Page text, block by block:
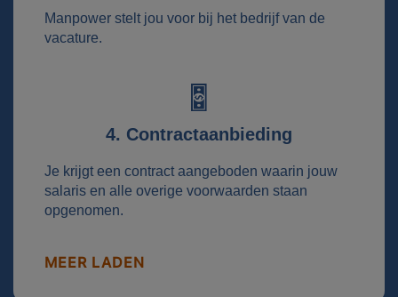
Manpower stelt jou voor bij het bedrijf van de
vacature.
4. Contractaanbieding
Je krijgt een contract aangeboden waarin jouw
salaris en alle overige voorwaarden staan
opgenomen.
MEER LADEN